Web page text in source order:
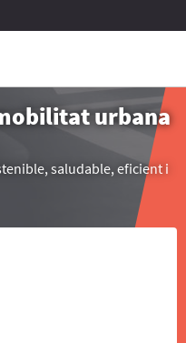
urbana
saludable, eficient i